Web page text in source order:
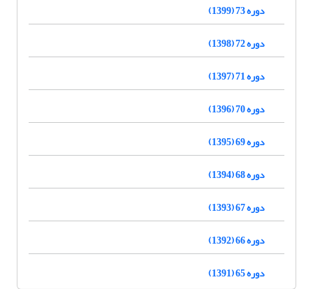
دوره 73 (1399)
دوره 72 (1398)
دوره 71 (1397)
دوره 70 (1396)
دوره 69 (1395)
دوره 68 (1394)
دوره 67 (1393)
دوره 66 (1392)
دوره 65 (1391)